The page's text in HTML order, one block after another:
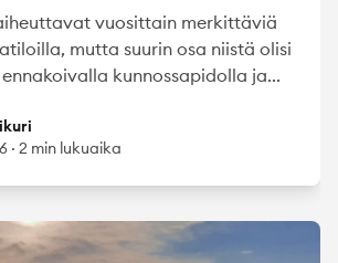
vuosittain merkittäviä
mutta suurin osa niistä olisi
kunnossapidolla ja...
· 2 min lukuaika